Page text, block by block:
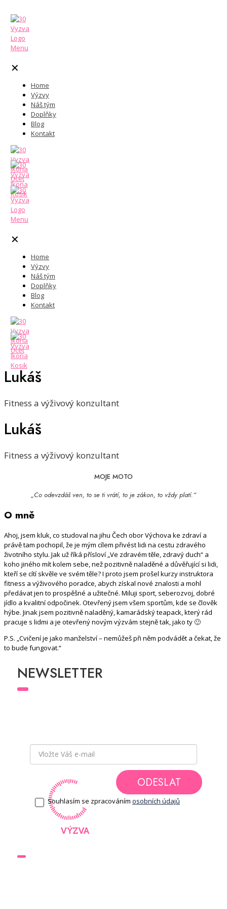
✕
Home
Výzvy
Náš tým
Doplňky
Blog
Kontakt
✕
Home
Výzvy
Náš tým
Doplňky
Blog
Kontakt
Lukáš
Fitness a výživový konzultant
Lukáš
Fitness a výživový konzultant
MOJE MOTO
„Co odevzdáš ven, to se ti vrátí, to je zákon, to vždy platí.“
O mně
Ahoj, jsem kluk, co studoval na jihu Čech obor Výchova ke zdraví a
právě tam pochopil, že je mým cílem přivést lidi na cestu zdravého
životního stylu. Jak už říká přísloví „Ve zdravém těle, zdravý duch“ a
koho jiného mít kolem sebe, než pozitivně naladěné a důvěřující si lidi,
kteří se cítí skvěle ve svém těle? I proto jsem prošel kurzy instruktora
fitness a výživového poradce, abych získal nové znalosti a mohl
předávat jen to prospěšné a užitečné. Miluji sport, seberozvoj, dobré
jídlo a kvalitní odpočinek. Otevřený jsem všem sportům, kde se člověk
hýbe. Jinak jsem pozitivně naladěný, kamarádský teapack, který rád
pracuje s lidmi a je otevřený novým výzvám stejně tak, jako ty 🙂
P.S. „Cvičení je jako manželství – nemůžeš při něm podvádět a čekat, že
to bude fungovat.“
NEWSLETTER
ODESLAT
Souhlasím se zpracováním osobních údajů